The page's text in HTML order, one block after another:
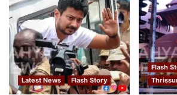
Latest News Flash Story
Flash